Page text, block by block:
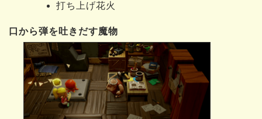
打ち上げ花火
口から弾を吐きだす魔物